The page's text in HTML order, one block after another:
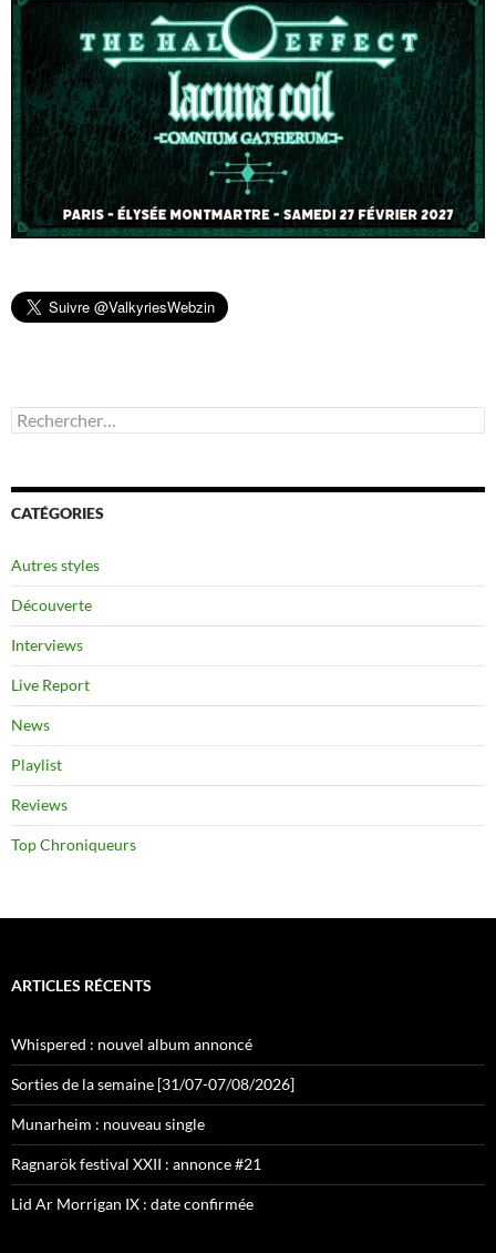
Rechercher :
CATÉGORIES
Autres styles
Découverte
Interviews
Live Report
News
Playlist
Reviews
Top Chroniqueurs
ARTICLES RÉCENTS
Whispered : nouvel album annoncé
Sorties de la semaine [31/07-07/08/2026]
Munarheim : nouveau single
Ragnarök festival XXII : annonce #21
Lid Ar Morrigan IX : date confirmée